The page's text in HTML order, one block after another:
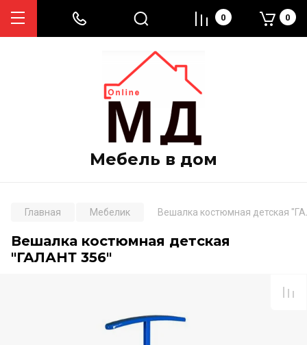
Мебель в дом
0 0
Главная Мебелик Вешалка костюмная детская
Вешалка костюмная детская
"ГАЛАНТ 356"